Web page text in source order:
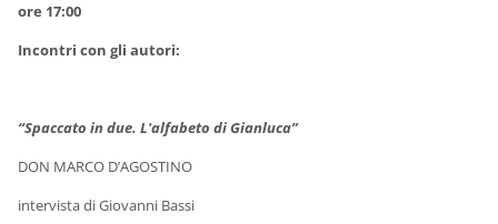
ore 17:00
Incontri con gli autori:
“Spaccato in due. L'alfabeto di Gianluca”
DON MARCO D’AGOSTINO
intervista di Giovanni Bassi